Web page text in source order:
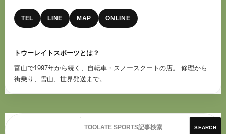
TEL LINE MAP ONLINE
トウーレイトスポーツとは？
富山で1997年から続く、自転車・スノースクートの店。 修理から
街乗り、雪山、世界発送まで。
SEARCH